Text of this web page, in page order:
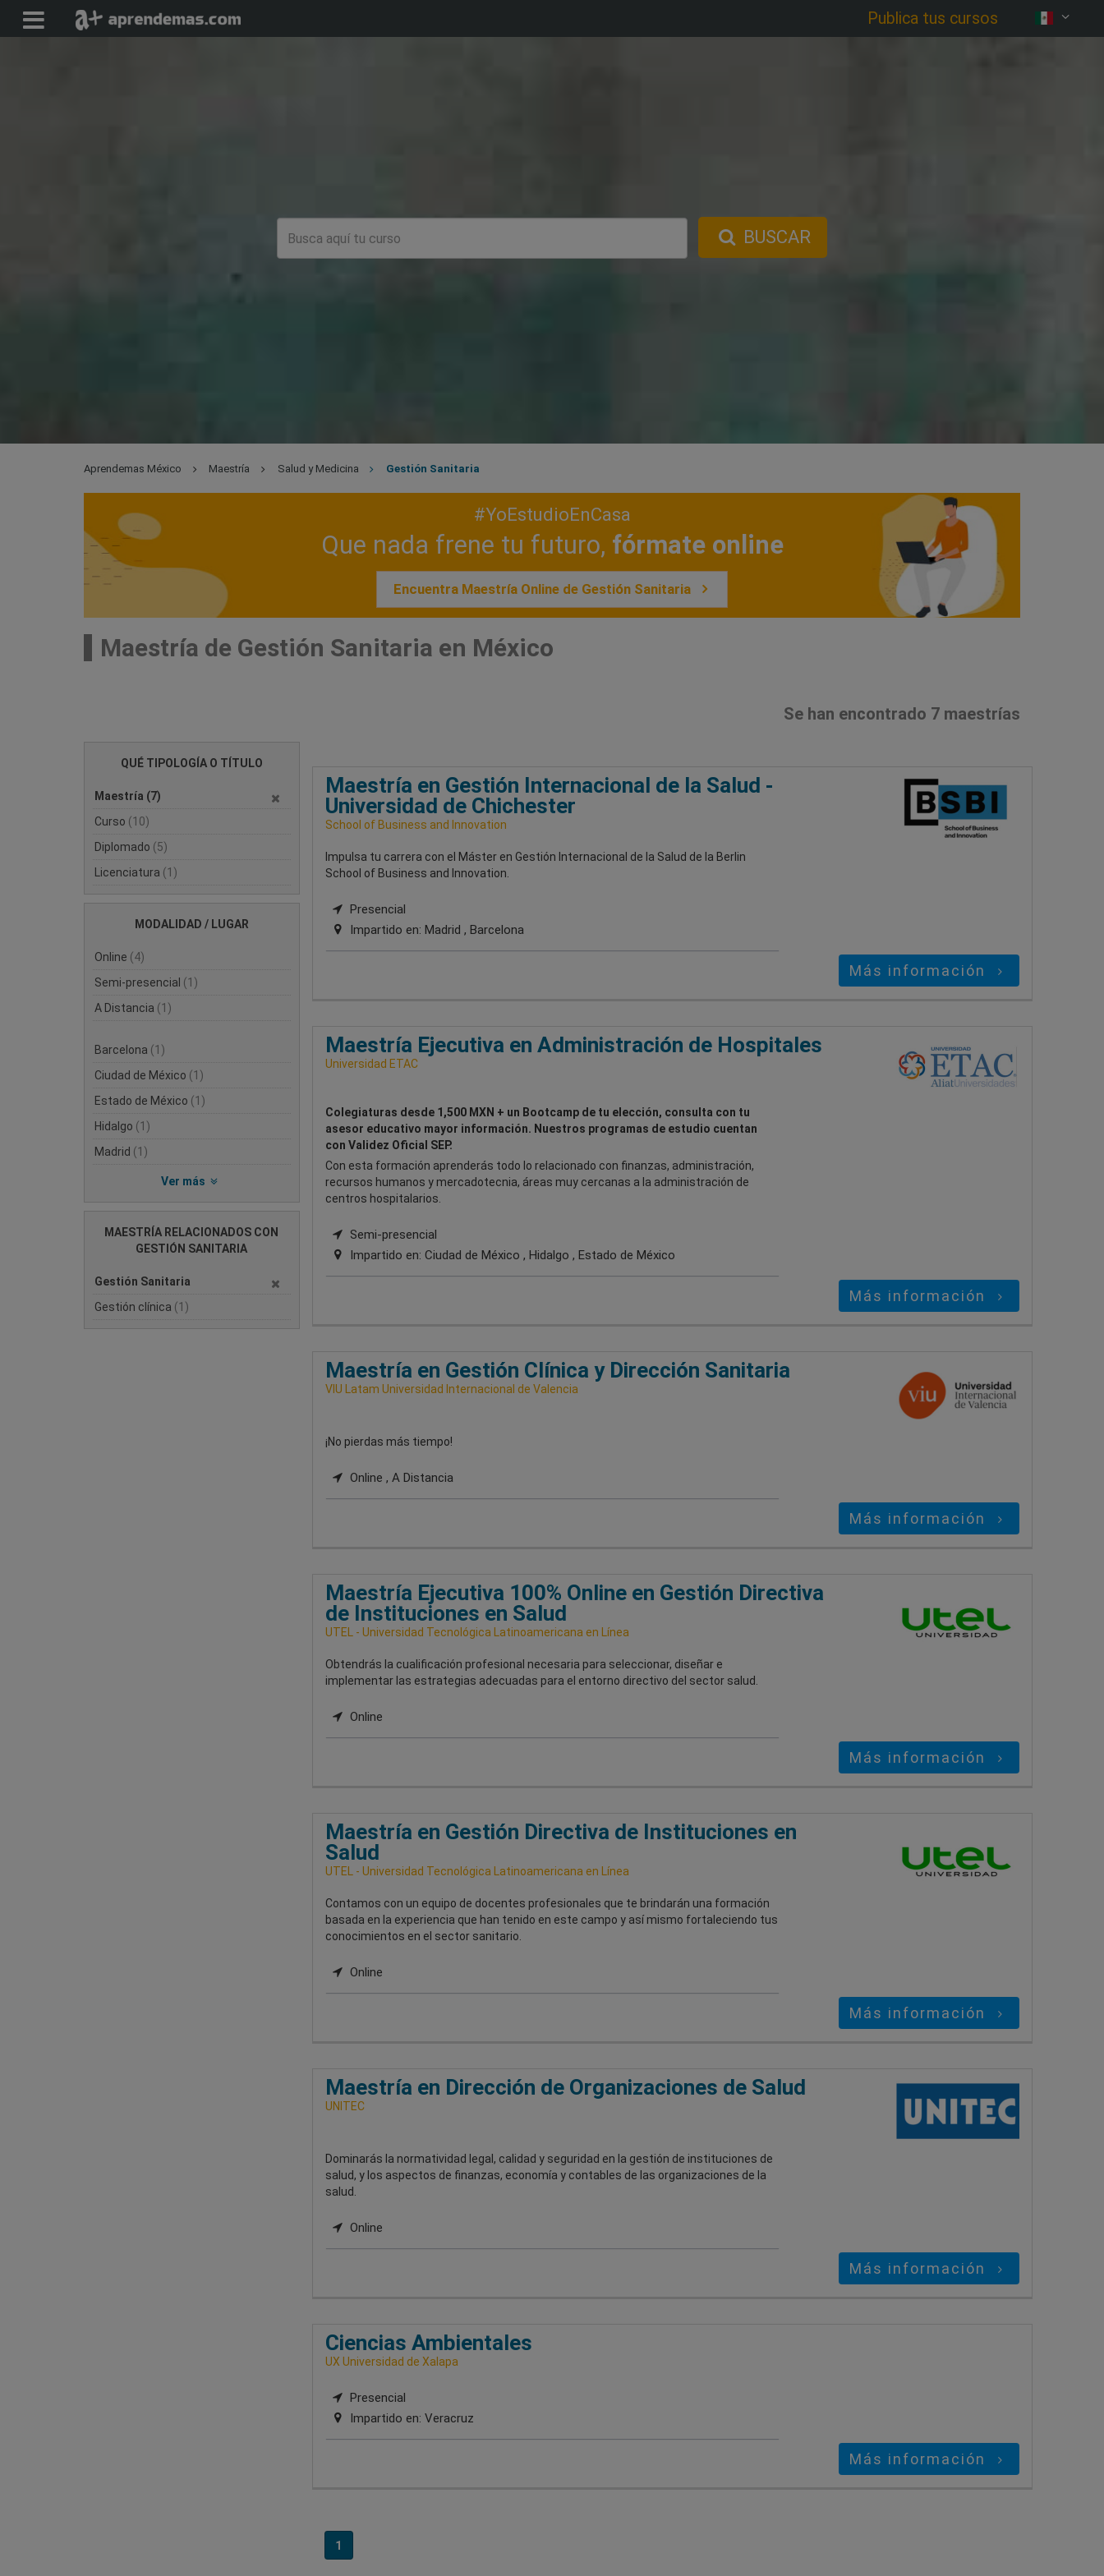
Publica tus cursos
BUSCAR
Aprendemas México Maestría Salud y Medicina Gestión Sanitaria
#YoEstudioEnCasa
Que nada frene tu futuro, fórmate online
Encuentra Maestría Online de Gestión Sanitaria
Maestría de Gestión Sanitaria en México
Se han encontrado 7 maestrías
QUÉ TIPOLOGÍA O TÍTULO
Maestría (7)
Curso (10)
Diplomado (5)
Licenciatura (1)
MODALIDAD / LUGAR
Online (4)
Semi-presencial (1)
A Distancia (1)
Barcelona (1)
Ciudad de México (1)
Estado de México (1)
Hidalgo (1)
Madrid (1)
Ver más
MAESTRÍA RELACIONADOS CON
GESTIÓN SANITARIA
Gestión Sanitaria
Gestión clínica (1)
Maestría en Gestión Internacional de la Salud -
Universidad de Chichester
School of Business and Innovation
Impulsa tu carrera con el Máster en Gestión Internacional de la Salud de la Berlin
School of Business and Innovation.
Presencial
Impartido en: Madrid , Barcelona
Más información
Maestría Ejecutiva en Administración de Hospitales
Universidad ETAC
Colegiaturas desde 1,500 MXN + un Bootcamp de tu elección, consulta con tu
asesor educativo mayor información. Nuestros programas de estudio cuentan
con Validez Oficial SEP.
Con esta formación aprenderás todo lo relacionado con finanzas, administración,
recursos humanos y mercadotecnia, áreas muy cercanas a la administración de
centros hospitalarios.
Semi-presencial
Impartido en: Ciudad de México , Hidalgo , Estado de México
Más información
Maestría en Gestión Clínica y Dirección Sanitaria
VIU Latam Universidad Internacional de Valencia
¡No pierdas más tiempo!
Online , A Distancia
Más información
Maestría Ejecutiva 100% Online en Gestión Directiva
de Instituciones en Salud
UTEL - Universidad Tecnológica Latinoamericana en Línea
Obtendrás la cualificación profesional necesaria para seleccionar, diseñar e
implementar las estrategias adecuadas para el entorno directivo del sector salud.
Online
Más información
Maestría en Gestión Directiva de Instituciones en
Salud
UTEL - Universidad Tecnológica Latinoamericana en Línea
Contamos con un equipo de docentes profesionales que te brindarán una formación
basada en la experiencia que han tenido en este campo y así mismo fortaleciendo tus
conocimientos en el sector sanitario.
Online
Más información
Maestría en Dirección de Organizaciones de Salud
UNITEC
Dominarás la normatividad legal, calidad y seguridad en la gestión de instituciones de
salud, y los aspectos de finanzas, economía y contables de las organizaciones de la
salud.
Online
Más información
Ciencias Ambientales
UX Universidad de Xalapa
Presencial
Impartido en: Veracruz
Más información
1